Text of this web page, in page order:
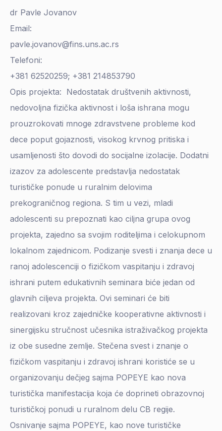
dr Pavle Jovanov
Email:
pavle.jovanov@fins.uns.ac.rs
Telefoni:
+381 62520259; +381 214853790
Opis projekta: Nedostatak društvenih aktivnosti,
nedovoljna fizička aktivnost i loša ishrana mogu
prouzrokovati mnoge zdravstvene probleme kod
dece poput gojaznosti, visokog krvnog pritiska i
usamljenosti što dovodi do socijalne izolacije. Dodatni
izazov za adolescente predstavlja nedostatak
turističke ponude u ruralnim delovima
prekograničnog regiona. S tim u vezi, mladi
adolescenti su prepoznati kao ciljna grupa ovog
projekta, zajedno sa svojim roditeljima i celokupnom
lokalnom zajednicom. Podizanje svesti i znanja dece u
ranoj adolescenciji o fizičkom vaspitanju i zdravoj
ishrani putem edukativnih seminara biće jedan od
glavnih ciljeva projekta. Ovi seminari će biti
realizovani kroz zajedničke kooperativne aktivnosti i
sinergijsku stručnost učesnika istraživačkog projekta
iz obe susedne zemlje. Stečena svest i znanje o
fizičkom vaspitanju i zdravoj ishrani koristiće se u
organizovanju dečjeg sajma POPEYE kao nova
turistička manifestacija koja će doprineti obrazovnoj
turističkoj ponudi u ruralnom delu CB regije.
Osnivanje sajma POPEYE, kao nove turističke